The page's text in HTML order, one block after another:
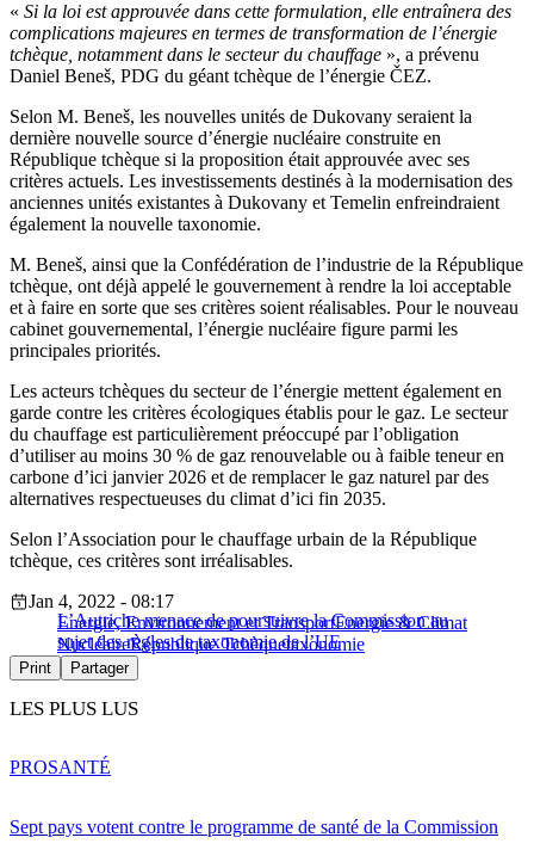
« Si la loi est approuvée dans cette formulation, elle entraînera des
complications majeures en termes de transformation de l’énergie
tchèque, notamment dans le secteur du chauffage », a prévenu
Daniel Beneš, PDG du géant tchèque de l’énergie ČEZ.
Selon M. Beneš, les nouvelles unités de Dukovany seraient la
dernière nouvelle source d’énergie nucléaire construite en
République tchèque si la proposition était approuvée avec ses
critères actuels. Les investissements destinés à la modernisation des
anciennes unités existantes à Dukovany et Temelin enfreindraient
également la nouvelle taxonomie.
M. Beneš, ainsi que la Confédération de l’industrie de la République
tchèque, ont déjà appelé le gouvernement à rendre la loi acceptable
et à faire en sorte que ses critères soient réalisables. Pour le nouveau
cabinet gouvernemental, l’énergie nucléaire figure parmi les
principales priorités.
Les acteurs tchèques du secteur de l’énergie mettent également en
garde contre les critères écologiques établis pour le gaz. Le secteur
du chauffage est particulièrement préoccupé par l’obligation
d’utiliser au moins 30 % de gaz renouvelable ou à faible teneur en
carbone d’ici janvier 2026 et de remplacer le gaz naturel par des
alternatives respectueuses du climat d’ici fin 2035.
Selon l’Association pour le chauffage urbain de la République
tchèque, ces critères sont irréalisables.
L’Autriche menace de poursuivre la Commission au
sujet des règles de taxonomie de l’UE
Jan 4, 2022 - 08:17
Energie, Environnement et TransportEnergie & Climat
NucléaireRépublique Tchèquetaxonomie
Print Partager
LES PLUS LUS
Sept pays votent contre le programme de santé de la Commission
PROSANTÉ